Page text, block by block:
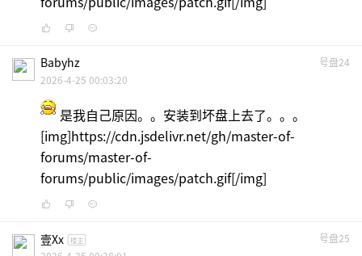
号盘24
Babyhz
2026-4-25 00:03:20
是我自己原因。。安装到坏盘上去了。。。
[img]https://cdn.jsdelivr.net/gh/master-of-
forums/master-of-
forums/public/images/patch.gif[/img]
号盘25
壹xx 楼主